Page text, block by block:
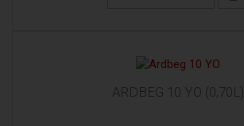
ARDBEG 10 YO (0,70L)